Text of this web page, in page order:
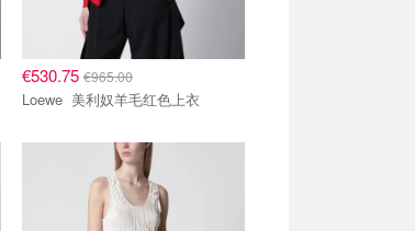
€530.75 €965.00
Loewe 美利奴羊毛红色上衣